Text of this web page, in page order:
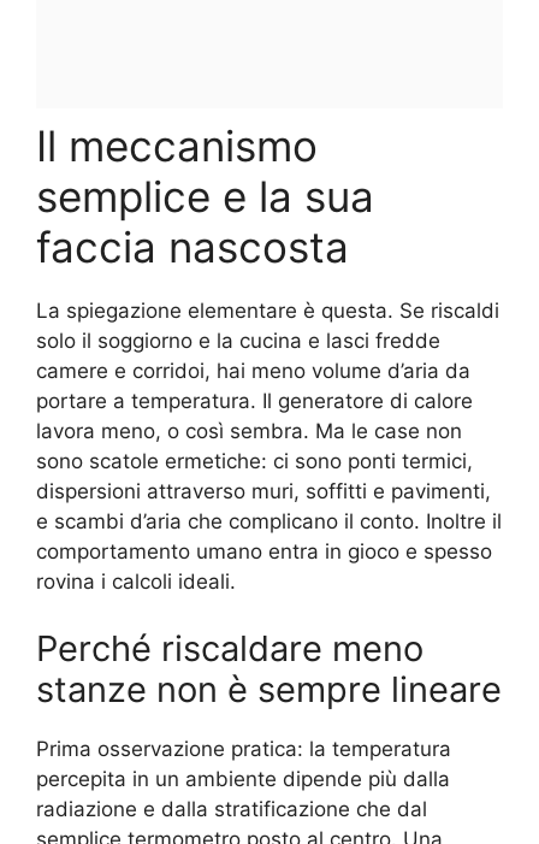
Il meccanismo
semplice e la sua
faccia nascosta
La spiegazione elementare è questa. Se riscaldi
solo il soggiorno e la cucina e lasci fredde
camere e corridoi, hai meno volume d’aria da
portare a temperatura. Il generatore di calore
lavora meno, o così sembra. Ma le case non
sono scatole ermetiche: ci sono ponti termici,
dispersioni attraverso muri, soffitti e pavimenti,
e scambi d’aria che complicano il conto. Inoltre il
comportamento umano entra in gioco e spesso
rovina i calcoli ideali.
Perché riscaldare meno
stanze non è sempre lineare
Prima osservazione pratica: la temperatura
percepita in un ambiente dipende più dalla
radiazione e dalla stratificazione che dal
semplice termometro posto al centro. Una